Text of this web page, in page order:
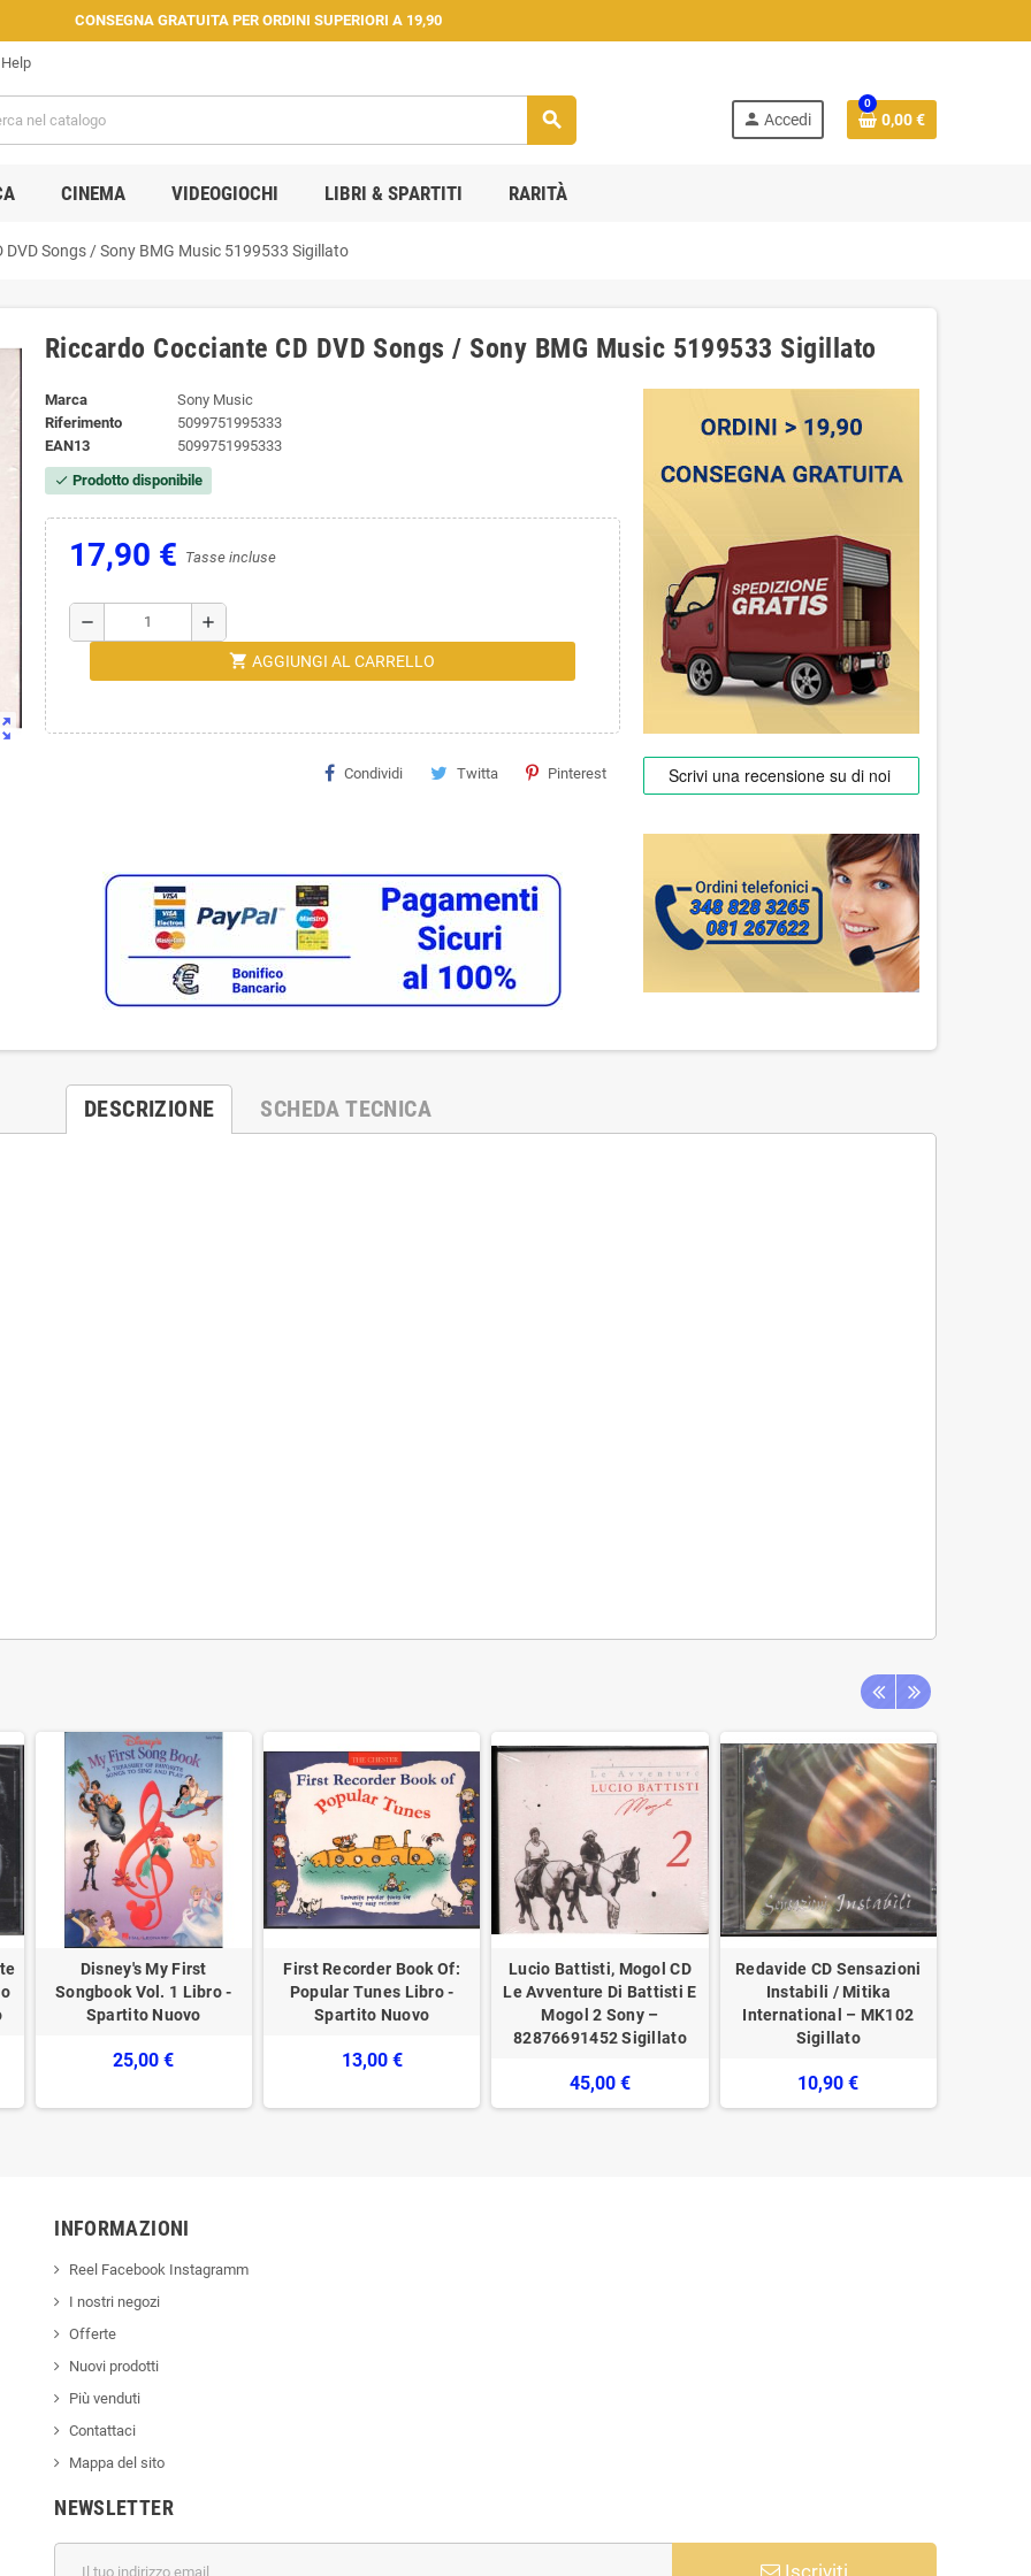
CONSEGNA GRATUITA PER ORDINI SUPERIORI A 19,90
Help
search person Accedi
0
0,00 €
CINEMA VIDEOGIOCHI LIBRI & SPARTITI RARITÀ
DVD Songs / Sony BMG Music 5199533 ‎Sigillato
Riccardo Cocciante CD DVD Songs / Sony BMG Music 5199533 ‎Sigillato
Marca
Sony Music
Riferimento
5099751995333
EAN13
5099751995333
check Prodotto disponibile
17,90 € Tasse incluse
remove add
shopping_cart AGGIUNGI AL CARRELLO
Condividi Twitta Pinterest
DESCRIZIONE SCHEDA TECNICA
Disney's My First
Songbook Vol. 1 Libro -
Spartito Nuovo
25,00 €
First Recorder Book Of:
Popular Tunes Libro -
Spartito Nuovo
13,00 €
Lucio Battisti, Mogol CD
Le Avventure Di Battisti E
Mogol 2 Sony –
82876691452 Sigillato
45,00 €
Redavide CD Sensazioni
Instabili / Mitika
International – MK102
Sigillato
10,90 €
INFORMAZIONI
Reel Facebook Instagramm
I nostri negozi
Offerte
Nuovi prodotti
Più venduti
Contattaci
Mappa del sito
NEWSLETTER